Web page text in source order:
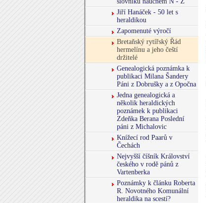
Jiří Hanáček - 50 let s
heraldikou
Zapomenuté výročí
Bretaňský rytířský Řád
hermelínu a jeho čeští
držitelé
Genealogická poznámka k
publikaci Milana Šandery
Páni z Dobrušky a z Opočna
Jedna genealogická a
několik heraldických
poznámek k publikaci
Zdeňka Berana Poslední
páni z Michalovic
Knížecí rod Paarů v
Čechách
Nejvyšší číšník Království
českého v rodě pánů z
Vartenberka
Poznámky k článku Roberta
R. Novotného Komunální
heraldika na scestí?